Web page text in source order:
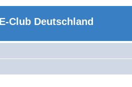
Club Deutschland